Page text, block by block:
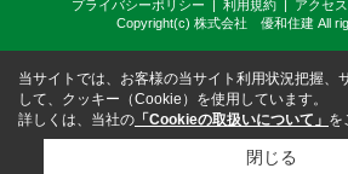
プライバシーポリシー 利用規約 アクセ
Copyright(c) 株式会社 優和住建 All
当サイトでは、お客様の当サイト利用状況把握、
して、クッキー（Cookie）を使用しています。
詳しくは、当社の 「Cookieの取扱いについて」 を
閉じる